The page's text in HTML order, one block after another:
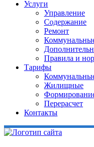
Услуги
Управление
Содержание
Ремонт
Правила и
Тарифы
Жилищные
Перерасчет
Контакты